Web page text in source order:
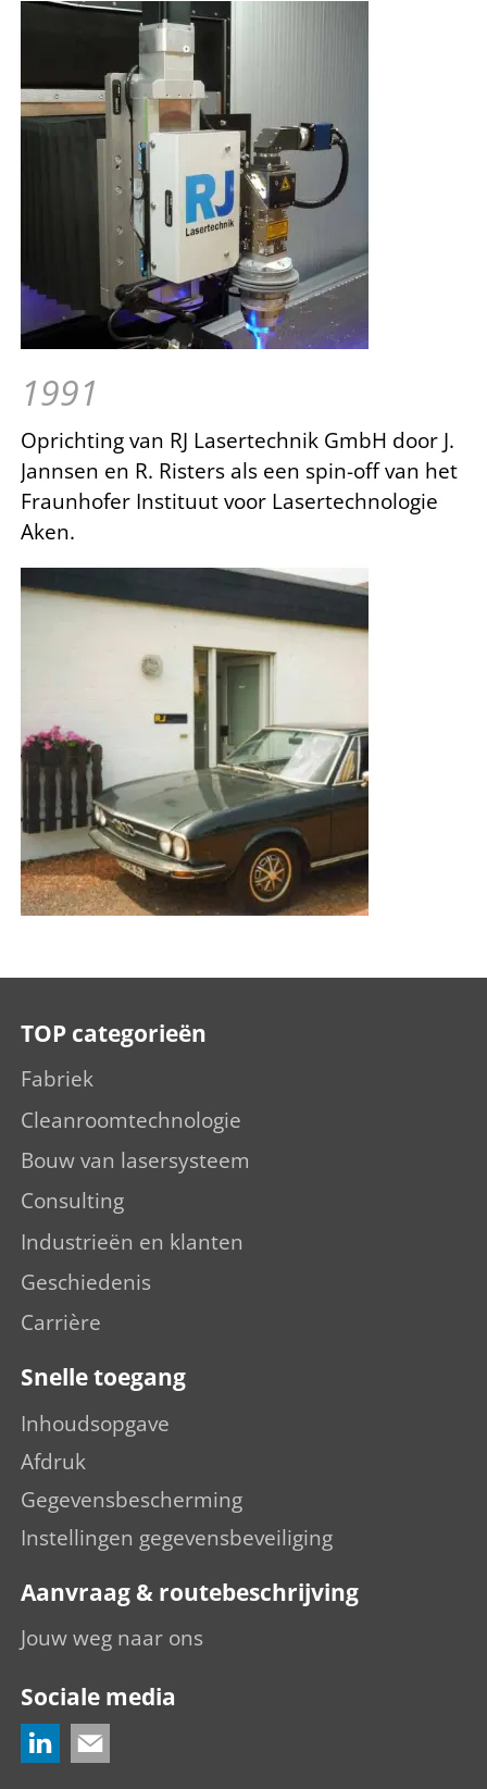
1991
Oprichting van RJ Lasertechnik GmbH door J.
Jannsen en R. Risters als een spin-off van het
Fraunhofer Instituut voor Lasertechnologie
Aken.
TOP categorieën
Fabriek
Cleanroomtechnologie
Bouw van lasersysteem
Consulting
Industrieën en klanten
Geschiedenis
Carrière
Snelle toegang
Inhoudsopgave
Afdruk
Gegevensbescherming
Instellingen gegevensbeveiliging
Aanvraag & routebeschrijving
Jouw weg naar ons
Sociale media